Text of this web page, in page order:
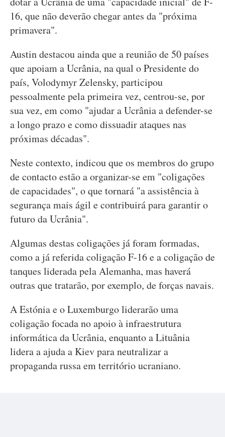
16, que não deverão chegar antes da "próxima
primavera".
Austin destacou ainda que a reunião de 50 países
que apoiam a Ucrânia, na qual o Presidente do
país, Volodymyr Zelensky, participou
pessoalmente pela primeira vez, centrou-se, por
sua vez, em como "ajudar a Ucrânia a defender-se
a longo prazo e como dissuadir ataques nas
próximas décadas".
Neste contexto, indicou que os membros do grupo
de contacto estão a organizar-se em "coligações
de capacidades", o que tornará "a assistência à
segurança mais ágil e contribuirá para garantir o
futuro da Ucrânia".
Algumas destas coligações já foram formadas,
como a já referida coligação F-16 e a coligação de
tanques liderada pela Alemanha, mas haverá
outras que tratarão, por exemplo, de forças navais.
A Estónia e o Luxemburgo liderarão uma
coligação focada no apoio à infraestrutura
informática da Ucrânia, enquanto a Lituânia
lidera a ajuda a Kiev para neutralizar a
propaganda russa em território ucraniano.